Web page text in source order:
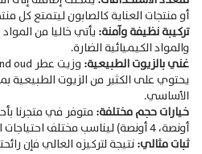
أو منتجات العناية كالصابون ليتمتع كل
تركيبة نظيفة وآمنة: يأتي خاليا من
والمواد الكيميائية الضارة.
غني بالزيوت الطبيعية: وزيت عطر rose and oud
يحتوي على الكثير من الزيوت الطبيعية
الأساسي.
خيارات حجم مختلفة:
أونصة، 4 أونصة) ليناسب مختلف احتياجات العملاء.
ثبات مثالي:نتيجة لتركيزه العالي فإن